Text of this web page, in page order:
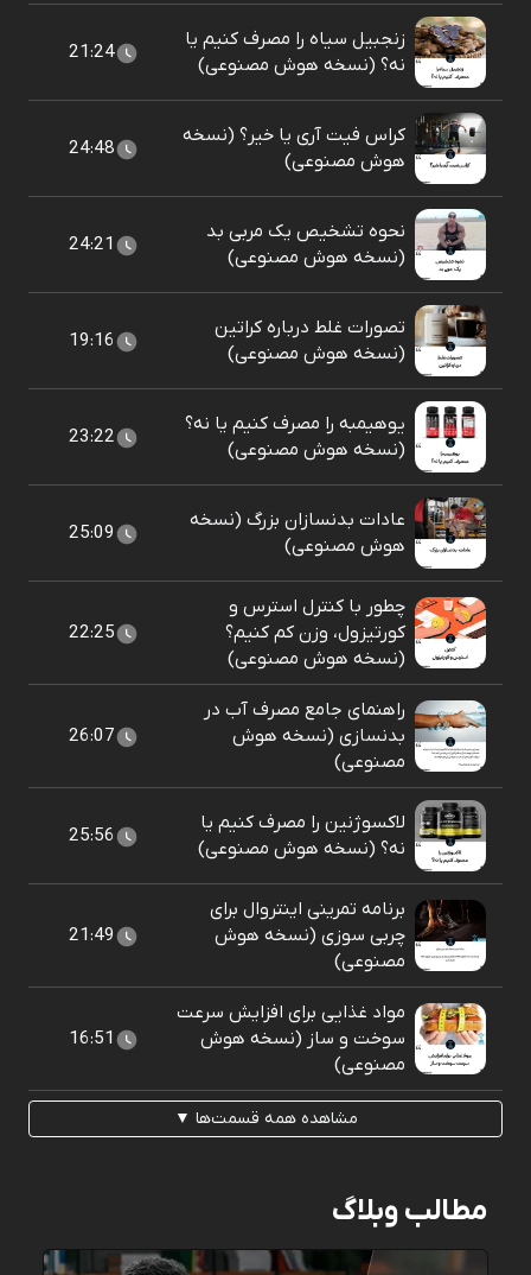
زنجبیل سیاه را مصرف کنیم یا
نه؟ (نسخه هوش مصنوعی)
21:24
کراس فیت آری یا خیر؟ (نسخه
هوش مصنوعی)
24:48
نحوه تشخیص یک مربی بد
(نسخه هوش مصنوعی)
24:21
تصورات غلط درباره کراتین
(نسخه هوش مصنوعی)
19:16
یوهیمبه را مصرف کنیم یا نه؟
(نسخه هوش مصنوعی)
23:22
عادات بدنسازان بزرگ (نسخه
هوش مصنوعی)
25:09
چطور با کنترل استرس و
کورتیزول، وزن کم کنیم؟
(نسخه هوش مصنوعی)
22:25
راهنمای جامع مصرف آب در
بدنسازی (نسخه هوش
مصنوعی)
26:07
لاکسوژنین را مصرف کنیم یا
نه؟ (نسخه هوش مصنوعی)
25:56
برنامه تمرینی اینتروال برای
چربی سوزی (نسخه هوش
مصنوعی)
21:49
مواد غذایی برای افزایش سرعت
سوخت و ساز (نسخه هوش
مصنوعی)
16:51
مشاهده همه قسمت‌ها ▼
مطالب وبلاگ